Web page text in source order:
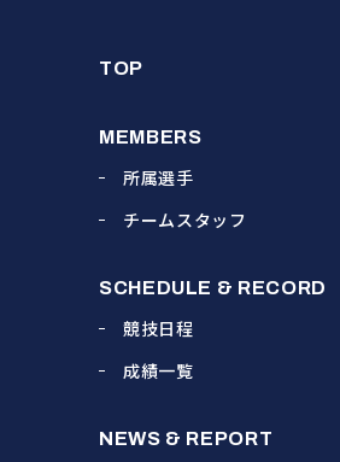
TOP
MEMBERS
所属選手
チームスタッフ
SCHEDULE & RECORD
競技日程
成績一覧
NEWS & REPORT